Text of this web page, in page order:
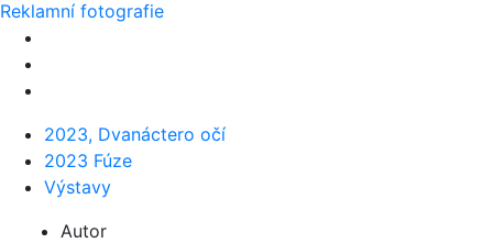
Reklamní fotografie
2023, Dvanáctero očí
2023 Fúze
Výstavy
Autor